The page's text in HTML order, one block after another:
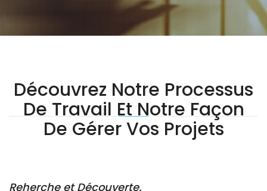
Découvrez Notre Processus
De Travail Et Notre Façon
De Gérer Vos Projets
Reherche et Découverte.